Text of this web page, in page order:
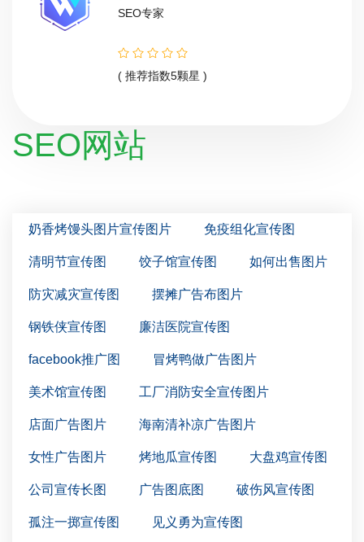
SEO专家
( 推荐指数5颗星 )
SEO网站
奶香烤馒头图片宣传图片 免疫组化宣传图
清明节宣传图 饺子馆宣传图 如何出售图片
防灾减灾宣传图 摆摊广告布图片
钢铁侠宣传图 廉洁医院宣传图
facebook推广图 冒烤鸭做广告图片
美术馆宣传图 工厂消防安全宣传图片
店面广告图片 海南清补凉广告图片
女性广告图片 烤地瓜宣传图 大盘鸡宣传图
公司宣传长图 广告图底图 破伤风宣传图
孤注一掷宣传图 见义勇为宣传图